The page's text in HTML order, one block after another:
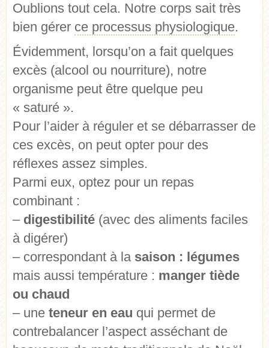
Oublions tout cela. Notre corps sait très
bien gérer ce processus physiologique.
Évidemment, lorsqu’on a fait quelques
excès (alcool ou nourriture), notre
organisme peut être quelque peu
« saturé ».
Pour l’aider à réguler et se débarrasser de
ces excès, on peut opter pour des
réflexes assez simples.
Parmi eux, optez pour un repas
combinant :
– digestibilité (avec des aliments faciles
à digérer)
– correspondant à la saison : légumes
mais aussi température : manger tiède
ou chaud
– une teneur en eau qui permet de
contrebalancer l’aspect asséchant de